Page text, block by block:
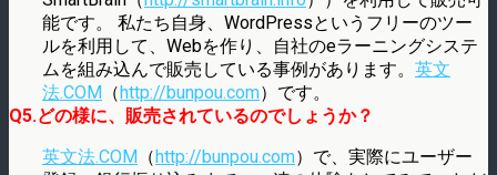
能です。 私たち自身、WordPressというフリーのツー
ルを利用して、Webを作り、自社のeラーニングシステ
ムを組み込んで販売している事例があります。 英文
法.COM （http://bunpou.com）です。
Q5.どの様に、販売されているのでしょうか？
英文法.COM （http://bunpou.com）で、実際にユーザー